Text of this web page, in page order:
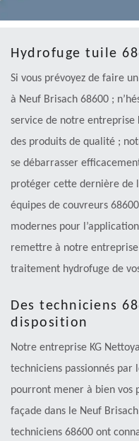
Hydrofuge tuile
Si vous prévoyez de faire
à Neuf Brisach 68600 ;
service de notre entreprise
des produits de qualité ;
se débarrasser
protéger cette dernière de
équipes de couvreurs
modernes pour
remettre à notre
traitement hydrofuge de
Des techniciens
disposition
Notre entreprise KG
techniciens passionnés
pourront mener à bien vos
façade dans le Neuf
techniciens 68600 ont